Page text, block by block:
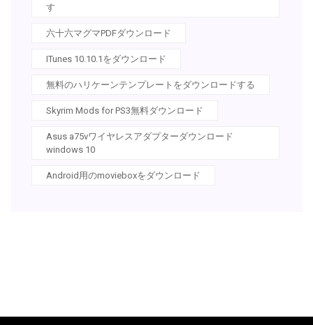
す
六十六マグマPDFダウンロード
ITunes 10.10.1をダウンロード
無料のハリケーンテンプレートをダウンロードする
Skyrim Mods for PS3無料ダウンロード
Asus a75vワイヤレスアダプターダウンロード
windows 10
Android用のmovieboxをダウンロード